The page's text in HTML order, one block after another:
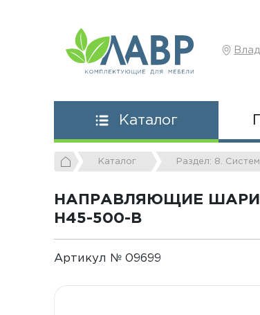
Каталог
Каталог Раздел: 8.
НАПРАВЛЯЮЩИЕ
H45-500-B
Артикул № 09699